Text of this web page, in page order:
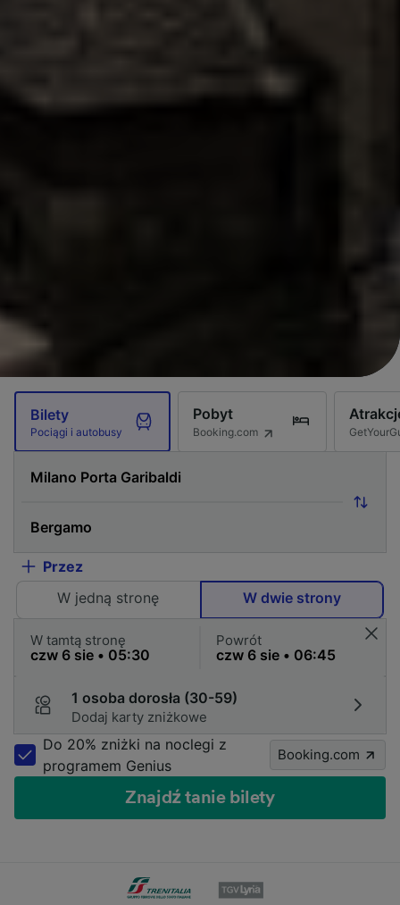
Bilety
Pociągi i autobusy
Pobyt
Booking.com
Przez
W jedną stronę
W dwie strony
W tamtą stronę Powrót
1 osoba dorosła (30-59)
Dodaj karty zniżkowe
Do 20% zniżki na noclegi z
programem Genius
Booking.com
Znajdź tanie bilety